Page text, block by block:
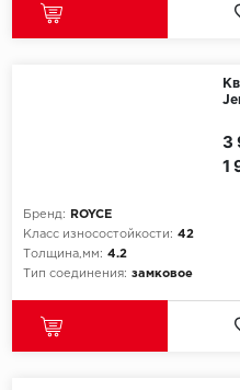
Бренд:
ROYCE
Класс износостойкости: 42
Толщина,мм: 4.2
Тип соединения: замковое
1
3